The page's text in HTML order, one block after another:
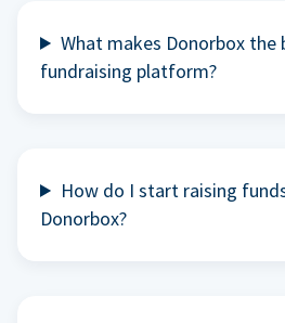
What makes Donorbox the
fundraising platform?
How do I start raising
Donorbox?